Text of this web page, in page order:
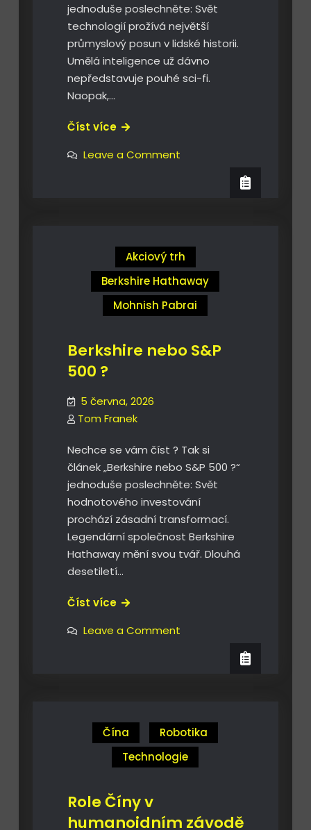
jednoduše poslechněte: Svět
technologií prožívá největší
průmyslový posun v lidské historii.
Umělá inteligence už dávno
nepředstavuje pouhé sci-fi.
Naopak,…
Číst víceSázka
Omniverse
Leave a Commenton
Akciový trh
Berkshire Hathaway
Mohnish Pabrai
Berkshire nebo S&P
500 ?
5 června, 2026
Tom Franek
Nechce se vám číst ? Tak si
článek „Berkshire nebo S&P 500 ?“
jednoduše poslechněte: Svět
hodnotového investování
prochází zásadní transformací.
Legendární společnost Berkshire
Hathaway mění svou tvář. Dlouhá
desetiletí…
Číst víceBerkshire
S&P
Leave a Commenton
Čína
Robotika
Technologie
Role Číny v
humanoidním závodě